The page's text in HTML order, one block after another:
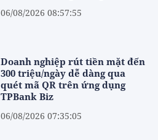
06/08/2026 08:57:55
Doanh nghiệp rút tiền mặt đến
300 triệu/ngày dễ dàng qua
quét mã QR trên ứng dụng
TPBank Biz
06/08/2026 07:35:05